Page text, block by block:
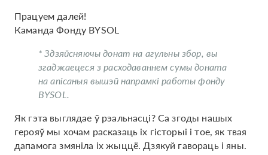
Працуем далей!
Каманда Фонду BYSOL
* Здзяйсняючы донат на агульны збор, вы
згаджаецеся з расходаваннем сумы доната
на апісаныя вышэй напрамкі работы фонду
BYSOL.
Як гэта выглядае ў рэальнасці? Са згоды нашых
герояў мы хочам расказаць іх гісторыі і тое, як твая
дапамога змяніла іх жыццё. Дзякуй гавораць і яны.